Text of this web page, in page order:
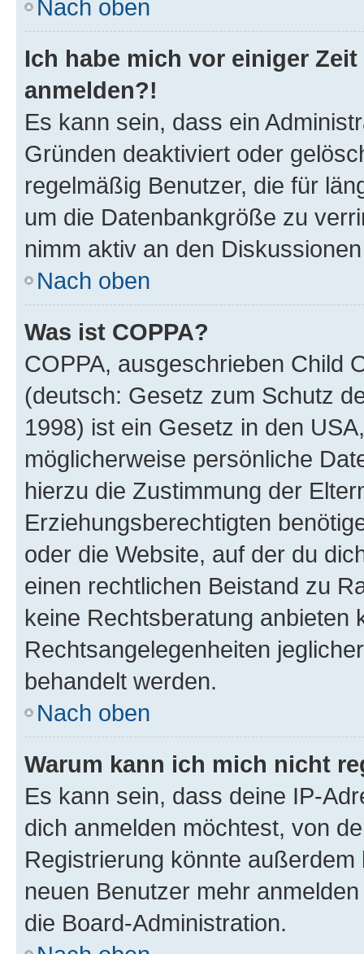
Nach oben
Ich habe mich vor einiger
anmelden?!
Es kann sein, dass ein
Gründen deaktiviert oder
regelmäßig Benutzer, die für
um die Datenbankgröße zu
nimm aktiv an den
Nach oben
Was ist COPPA?
COPPA, ausgeschrieben Child
(deutsch: Gesetz zum Schutz
1998) ist ein Gesetz in den
möglicherweise persönliche
hierzu die Zustimmung der
Erziehungsberechtigten
oder die Website, auf der du
einen rechtlichen Beistand zu
keine Rechtsberatung anbieten
Rechtsangelegenheiten
behandelt werden.
Nach oben
Warum kann ich mich nicht
Es kann sein, dass deine IP-
dich anmelden möchtest, von
Registrierung könnte
neuen Benutzer mehr
die Board-Administration.